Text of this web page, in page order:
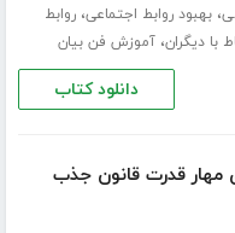
،بهبود روابط اجتماعی،روابط
با دیگران،آموزش فن بیان
دانلود کتاب
مهار قدرت قانون جذب